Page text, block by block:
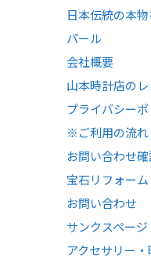
日本伝統の本
パール
会社概要
山本時計店の
プライバシー
※ご利用の流れ
お問い合わせ
宝石リフォーム
お問い合わせ
サンクスページ
アクセサリー